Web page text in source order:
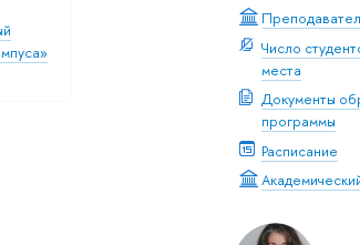
Число
места
Документы
программы
Расписание